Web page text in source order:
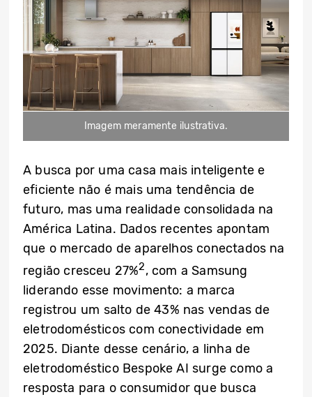
Imagem meramente ilustrativa.
A busca por uma casa mais inteligente e
eficiente não é mais uma tendência de
futuro, mas uma realidade consolidada na
América Latina. Dados recentes apontam
que o mercado de aparelhos conectados na
região cresceu 27%2, com a Samsung
liderando esse movimento: a marca
registrou um salto de 43% nas vendas de
eletrodomésticos com conectividade em
2025. Diante desse cenário, a linha de
eletrodoméstico Bespoke AI surge como a
resposta para o consumidor que busca